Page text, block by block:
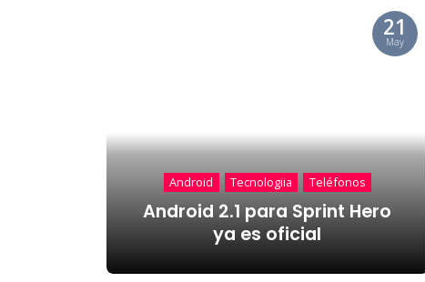
21
May
Android Tecnologiia Teléfonos
Android 2.1 para Sprint Hero
ya es oficial